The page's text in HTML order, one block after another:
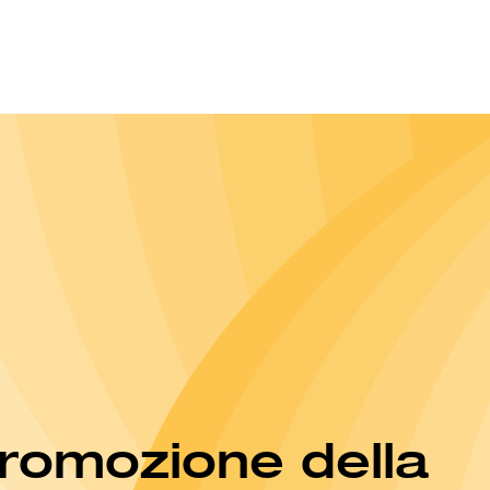
della